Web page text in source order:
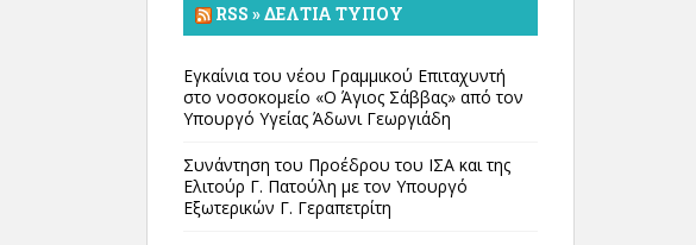
RSS » ΔΕΛΤΊΑ ΤΎΠΟΥ
Εγκαίνια του νέου Γραμμικού Επιταχυντή
στο νοσοκομείο «Ο Άγιος Σάββας» από τον
Υπουργό Υγείας Άδωνι Γεωργιάδη
Συνάντηση του Προέδρου του ΙΣΑ και της
Ελιτούρ Γ. Πατούλη με τον Υπουργό
Εξωτερικών Γ. Γεραπετρίτη